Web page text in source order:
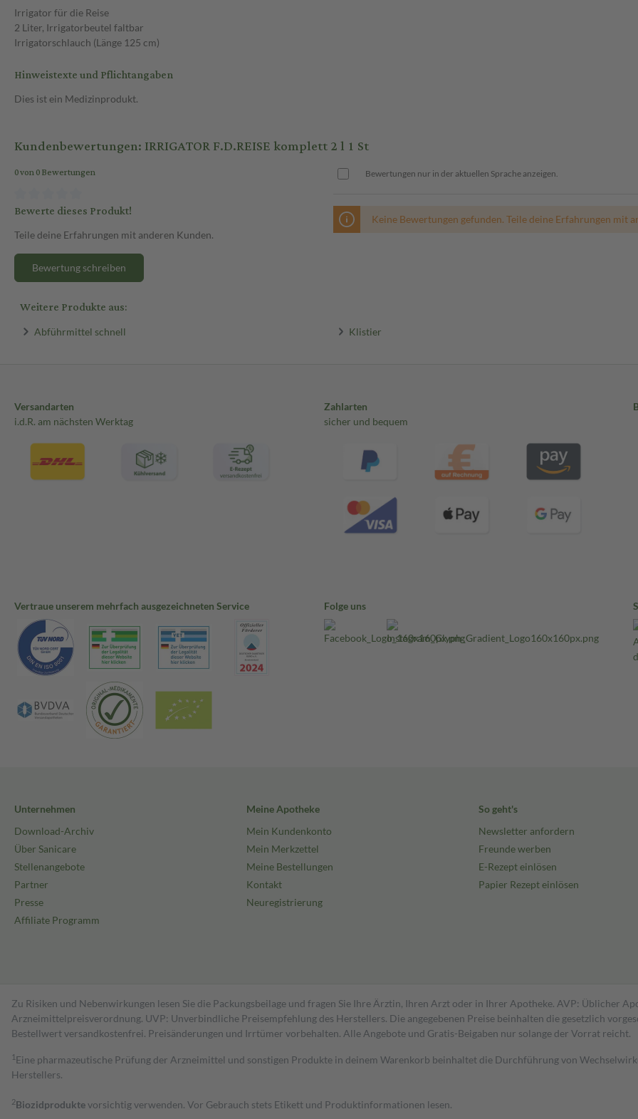
Irrigator für die Reise
2 Liter, Irrigatorbeutel faltbar
Irrigatorschlauch (Länge 125 cm)
Hinweistexte und Pflichtangaben
Dies ist ein Medizinprodukt.
Kundenbewertungen: IRRIGATOR F.D.REISE komplett 2 l 1 St
0 von 0 Bewertungen
Bewerte dieses Produkt!
Teile deine Erfahrungen mit anderen Kunden.
Bewertung schreiben
Bewertungen nur in der aktuellen Sprache anzeigen.
Keine Bewertungen gefunden. Teile deine Erfahrungen mit
Weitere Produkte aus:
Abführmittel schnell Klistier
Versandarten
i.d.R. am nächsten Werktag
Zahlarten
sicher und bequem
Vertraue unserem mehrfach ausgezeichneten Service Folge uns
Unternehmen
Download-Archiv
Über Sanicare
Stellenangebote
Partner
Presse
Affiliate Programm
Meine Apotheke
Mein Kundenkonto
Mein Merkzettel
Meine Bestellungen
Kontakt
Neuregistrierung
So geht's
Newsletter anfordern
Freunde werben
E-Rezept einlösen
Papier Rezept einlösen
Zu Risiken und Nebenwirkungen lesen Sie die Packungsbeilage und fragen Sie Ihre Ärztin, Ihren Arzt oder in Ihrer Apotheke. AVP: Üblicher
Arzneimittelpreisverordnung. UVP: Unverbindliche Preisempfehlung des Herstellers. Die angegebenen Preise beinhalten die gesetzlich
Bestell­wert versand­kosten­frei. Preisänderungen und Irrtümer vorbehalten. Alle Angebote und Gratis-Beigaben nur solange der Vorrat reicht.
1 Eine pharmazeutische Prüfung der Arzneimittel und sonstigen Produkte in deinem Warenkorb beinhaltet die Durchführung von
Herstellers.
2Biozidproduktevorsichtig verwenden. Vor Gebrauch stets Etikett und Produktinformationen lesen.